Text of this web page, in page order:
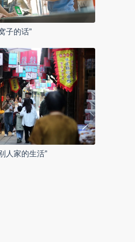
子的话”
人家的生活”